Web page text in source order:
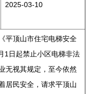
2025-03-10
平顶山市住宅电梯安全
1日起禁止小区电梯非法
无视其规定，至今依然
居民安全，请求平顶山